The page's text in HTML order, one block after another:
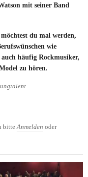
mit seiner Band
du mal werden,
wie
häufig Rockmusiker,
zu hören.
Ryan Watson mit seiner
bitteAnmelden oder